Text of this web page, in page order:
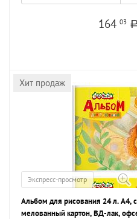
16403 a
Хит продаж
Экспресс-просмотр
Альбом для рисования 24 л. А4,
мелованный картон, ВД-лак,